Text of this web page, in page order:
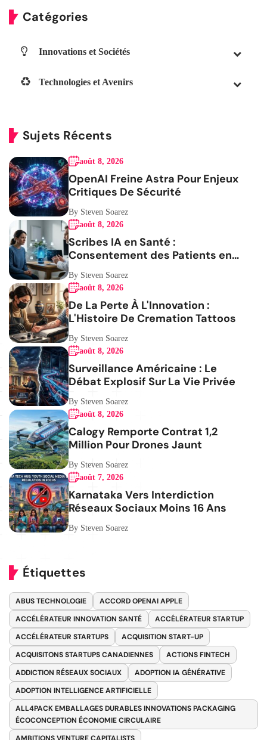
Catégories
Innovations et Sociétés
Technologies et Avenirs
Sujets Récents
août 8, 2026
OpenAI Freine Astra Pour Enjeux
Critiques De Sécurité
By Steven Soarez
août 8, 2026
Scribes IA en Santé :
Consentement des Patients en
Question
By Steven Soarez
août 8, 2026
De La Perte À L'Innovation :
L'Histoire De Cremation Tattoos
By Steven Soarez
août 8, 2026
Surveillance Américaine : Le
Débat Explosif Sur La Vie Privée
By Steven Soarez
août 8, 2026
Calogy Remporte Contrat 1,2
Million Pour Drones Jaunt
By Steven Soarez
août 7, 2026
Karnataka Vers Interdiction
Réseaux Sociaux Moins 16 Ans
By Steven Soarez
Étiquettes
ABUS TECHNOLOGIE
ACCORD OPENAI APPLE
ACCÉLÉRATEUR INNOVATION SANTÉ
ACCÉLÉRATEUR STARTUP
ACCÉLÉRATEUR STARTUPS
ACQUISITION START-UP
ACQUISITONS STARTUPS CANADIENNES
ACTIONS FINTECH
ADDICTION RÉSEAUX SOCIAUX
ADOPTION IA GÉNÉRATIVE
ADOPTION INTELLIGENCE ARTIFICIELLE
ALL4PACK EMBALLAGES DURABLES INNOVATIONS PACKAGING
ÉCOCONCEPTION ÉCONOMIE CIRCULAIRE